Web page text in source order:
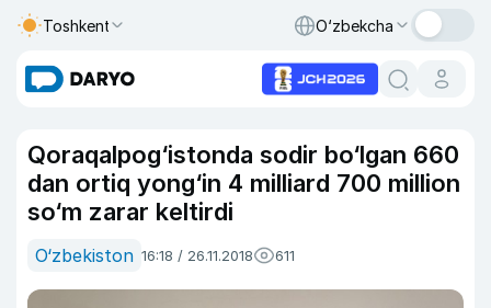
Toshkent O‘zbekcha
Qoraqalpog‘istonda sodir bo‘lgan 660
dan ortiq yong‘in 4 milliard 700 million
so‘m zarar keltirdi
O‘zbekiston 16:18 / 26.11.2018 611